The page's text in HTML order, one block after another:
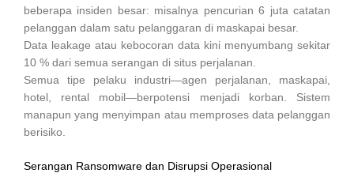
beberapa insiden besar: misalnya pencurian 6 juta catatan
pelanggan dalam satu pelanggaran di maskapai besar.
Data leakage atau kebocoran data kini menyumbang sekitar
10 % dari semua serangan di situs perjalanan.
Semua tipe pelaku industri—agen perjalanan, maskapai,
hotel, rental mobil—berpotensi menjadi korban. Sistem
manapun yang menyimpan atau memproses data pelanggan
berisiko.
Serangan Ransomware dan Disrupsi Operasional